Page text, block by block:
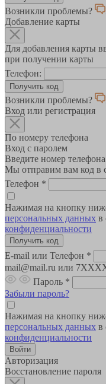
Возникли проблемы?
Добавление карты
Для добавления карты
при получении карты
Телефон:
Возникли проблемы?
Вход или регистрация
По номеру телефона
Вход с паролем
Введите номер телефона
Мы отправим вам код в
Телефон *
Нажимая на кнопку
персональных данных в
конфиденциальности
E-mail или Телефон *
mail@mail.ru или
Пароль *
Забыли пароль?
Нажимая на кнопку
персональных данных в
конфиденциальности
Авторизация
Восстановление пароля